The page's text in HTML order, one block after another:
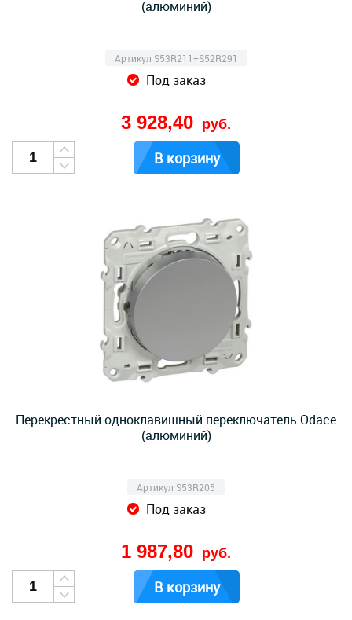
(алюминий)
Артикул S53R211+S52R291
Под заказ
3 928,40 руб.
В корзину
Перекрестный одноклавишный переключатель Odace
(алюминий)
Артикул S53R205
Под заказ
1 987,80 руб.
В корзину